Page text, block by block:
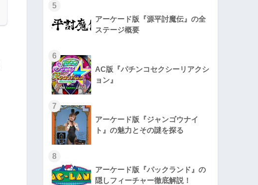
5
アーケード版『源平討魔伝』の全
ステージ概要
6
AC版『パチンコセクシーリアクシ
ョン』
7
アーケード版『ジャンゴウナイ
ト』の魅力とその謎を探る
8
アーケード版『パックランド』の
隠しフィーチャー徹底解説！